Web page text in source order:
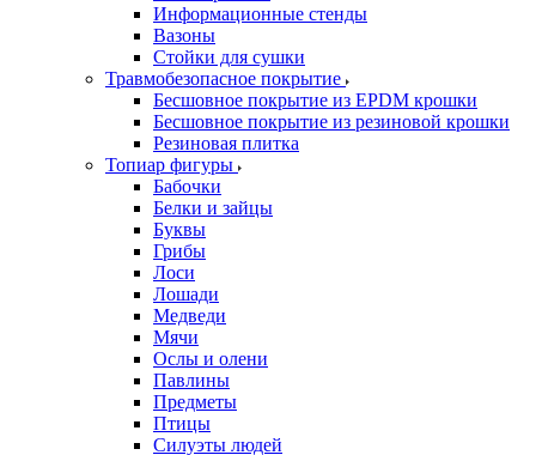
Информационные стенды
Вазоны
Стойки для сушки
Травмобезопасное покрытие
Бесшовное покрытие из EPDM крошки
Бесшовное покрытие из резиновой крошки
Резиновая плитка
Топиар фигуры
Бабочки
Белки и зайцы
Буквы
Грибы
Лоси
Лошади
Медведи
Мячи
Ослы и олени
Павлины
Предметы
Птицы
Силуэты людей